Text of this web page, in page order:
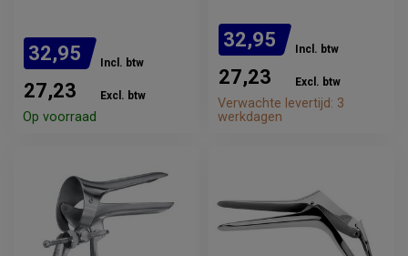
32,95 Incl. btw
27,23 Excl. btw
Op voorraad
32,95 Incl. btw
27,23 Excl. btw
Verwachte levertijd: 3
werkdagen